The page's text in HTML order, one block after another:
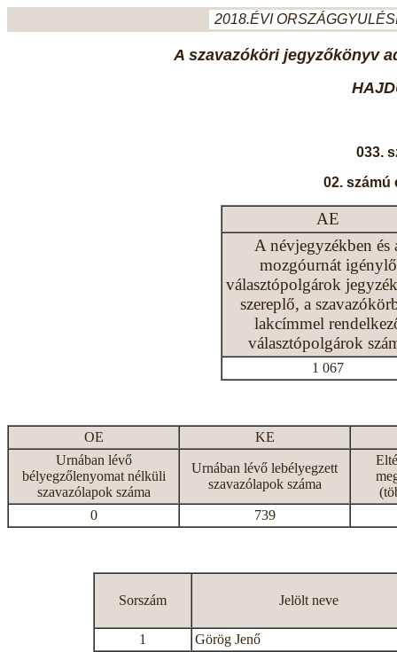
2018.ÉVI
A szavazóköri jegyzőkönyv
033.
02. számú
AE
A névjegyzékben és
mozgóurnát igénylő
választópolgárok
szereplő, a
lakcímmel
választópolgárok
1 067
OE
KE
Urnában lévő
bélyegzőlenyomat nélküli
szavazólapok száma
Urnában lévő lebélyegzett
szavazólapok száma
0
739
Sorszám Jelölt neve
1
Görög Jenő